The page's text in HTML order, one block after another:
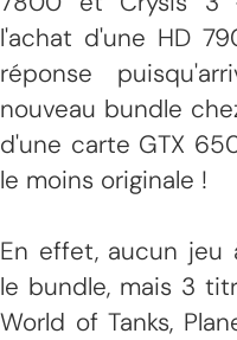
l'achat d'une HD
réponse
nouveau bundle
d'une carte GTX
le moins originale !
En effet, aucun jeu
le bundle, mais 3
World of Tanks,